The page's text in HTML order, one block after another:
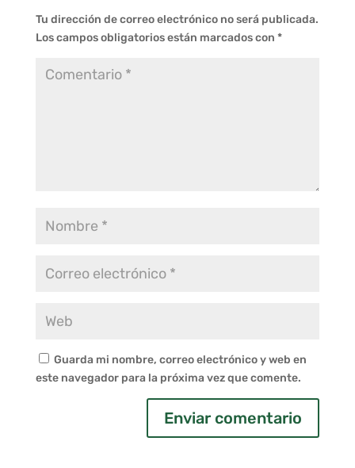
Tu dirección de correo electrónico no será publicada.
Los campos obligatorios están marcados con *
Guarda mi nombre, correo electrónico y web en
este navegador para la próxima vez que comente.